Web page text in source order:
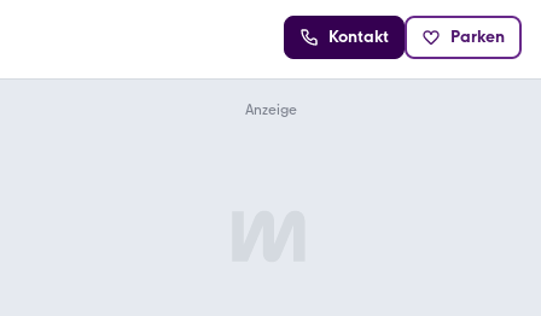
Kontakt Parken